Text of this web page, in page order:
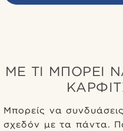
ΜΕ ΤΙ ΜΠΟΡΕΊ
Μπορείς να
σχεδόν με τα πάντα.